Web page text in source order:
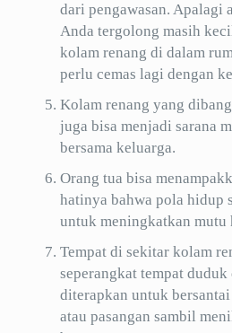
dari pengawasan. Apalagi
Anda tergolong masih
kolam renang di dalam
perlu cemas lagi dengan
Kolam renang yang
juga bisa menjadi sarana
bersama keluarga.
Orang tua bisa
hatinya bahwa pola hidup
untuk meningkatkan mutu
Tempat di sekitar kolam
seperangkat tempat
diterapkan untuk
atau pasangan sambil